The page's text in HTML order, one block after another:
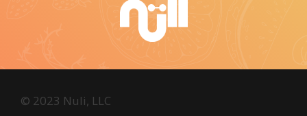
© 2023 Nuli, LLC